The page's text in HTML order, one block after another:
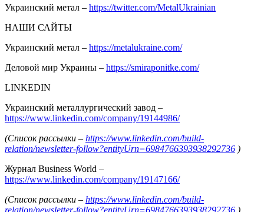
Украинский метал – https://twitter.com/MetalUkrainian
НАШИ САЙТЫ
Украинский метал – https://metalukraine.com/
Деловой мир Украины – https://smiraponitke.com/
LINKEDIN
Украинский металлургический завод –
https://www.linkedin.com/company/19144986/
(Список рассылки – https://www.linkedin.com/build-
relation/newsletter-follow?entityUrn=6984766393938292736 )
Журнал Business World –
https://www.linkedin.com/company/19147166/
(Список рассылки – https://www.linkedin.com/build-